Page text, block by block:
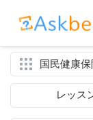
国民健康保
レッス